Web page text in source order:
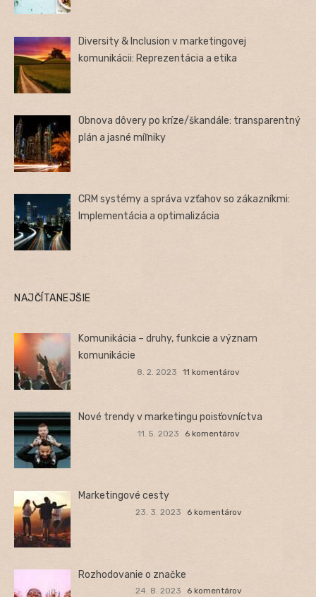
Diversity & Inclusion v marketingovej
komunikácii: Reprezentácia a etika
Obnova dôvery po kríze/škandále: transparentný
plán a jasné míľniky
CRM systémy a správa vzťahov so zákazníkmi:
Implementácia a optimalizácia
NAJČÍTANEJŠIE
Komunikácia – druhy, funkcie a význam
komunikácie
8. 2. 2023 11 komentárov
Nové trendy v marketingu poisťovníctva
11. 5. 2023 6 komentárov
Marketingové cesty
23. 3. 2023 6 komentárov
Rozhodovanie o značke
24. 8. 2023 6 komentárov